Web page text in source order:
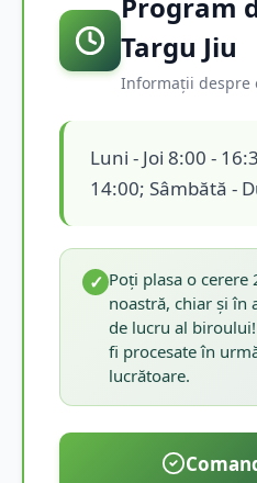
Targu Jiu
Informații despre
Luni - Joi 8:00 -
14:00; Sâmbătă -
✓ Poți plasa o
noastră, chiar și în
de lucru al
fi procesate în
lucrătoare.